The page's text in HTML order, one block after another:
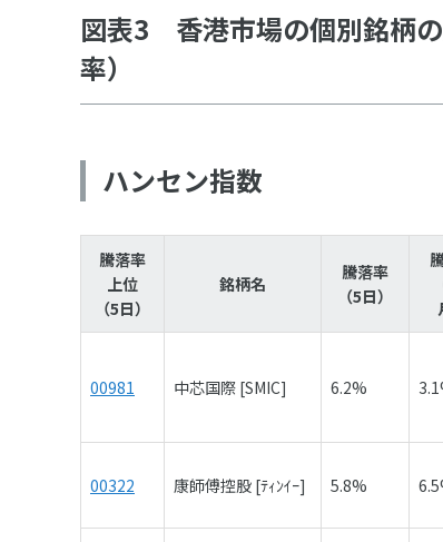
図表3 香港市場の個別銘柄
率）
ハンセン指数
騰落率
上位
（5日）
銘柄名
騰落率
（5日）
00981 中芯国際 [SMIC] 6.2%
00322 康師傅控股 [ﾃｨﾝｲｰ] 5.8%